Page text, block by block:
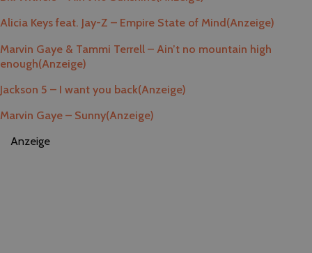
Alicia Keys feat. Jay-Z – Empire State of Mind(Anzeige)
Marvin Gaye & Tammi Terrell – Ain’t no mountain high
enough(Anzeige)
Jackson 5 – I want you back(Anzeige)
Marvin Gaye – Sunny(Anzeige)
Anzeige